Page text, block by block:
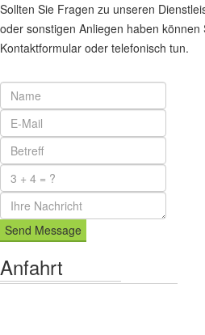
Sollten Sie Fragen zu unseren
oder sonstigen Anliegen haben können
Kontaktformular oder telefonisch tun.
Send Message
Anfahrt